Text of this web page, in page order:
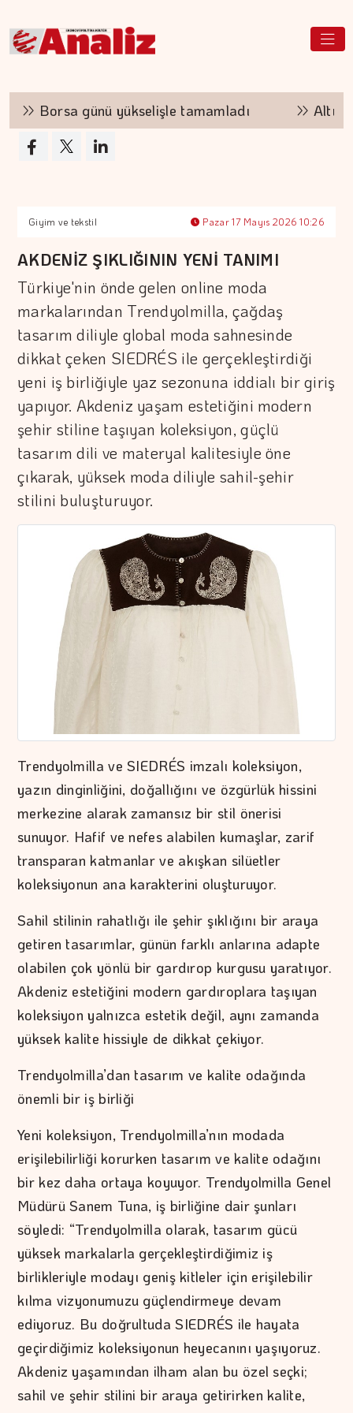
Borsa günü yükselişle tamamladı Altının
Giyim ve tekstil Pazar 17 Mayıs 2026 10:26
AKDENİZ ŞIKLIĞININ YENİ TANIMI
Türkiye'nin önde gelen online moda
markalarından Trendyolmilla, çağdaş
tasarım diliyle global moda sahnesinde
dikkat çeken SIEDRÉS ile gerçekleştirdiği
yeni iş birliğiyle yaz sezonuna iddialı bir giriş
yapıyor. Akdeniz yaşam estetiğini modern
şehir stiline taşıyan koleksiyon, güçlü
tasarım dili ve materyal kalitesiyle öne
çıkarak, yüksek moda diliyle sahil-şehir
stilini buluşturuyor.
Trendyolmilla ve SIEDRÉS imzalı koleksiyon,
yazın dinginliğini, doğallığını ve özgürlük hissini
merkezine alarak zamansız bir stil önerisi
sunuyor. Hafif ve nefes alabilen kumaşlar, zarif
transparan katmanlar ve akışkan silüetler
koleksiyonun ana karakterini oluşturuyor.
Sahil stilinin rahatlığı ile şehir şıklığını bir araya
getiren tasarımlar, günün farklı anlarına adapte
olabilen çok yönlü bir gardırop kurgusu yaratıyor.
Akdeniz estetiğini modern gardıroplara taşıyan
koleksiyon yalnızca estetik değil, aynı zamanda
yüksek kalite hissiyle de dikkat çekiyor.
Trendyolmilla’dan tasarım ve kalite odağında
önemli bir iş birliği
Yeni koleksiyon, Trendyolmilla’nın modada
erişilebilirliği korurken tasarım ve kalite odağını
bir kez daha ortaya koyuyor. Trendyolmilla Genel
Müdürü Sanem Tuna, iş birliğine dair şunları
söyledi: “Trendyolmilla olarak, tasarım gücü
yüksek markalarla gerçekleştirdiğimiz iş
birlikleriyle modayı geniş kitleler için erişilebilir
kılma vizyonumuzu güçlendirmeye devam
ediyoruz. Bu doğrultuda SIEDRÉS ile hayata
geçirdiğimiz koleksiyonun heyecanını yaşıyoruz.
Akdeniz yaşamından ilham alan bu özel seçki;
sahil ve şehir stilini bir araya getirirken kalite,